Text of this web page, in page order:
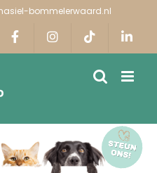
bommelerwaard.nl